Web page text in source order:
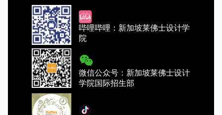
哔哩哔哩：新加坡莱佛士设计学
院
微信公众号：新加坡莱佛士设计
学院国际招生部